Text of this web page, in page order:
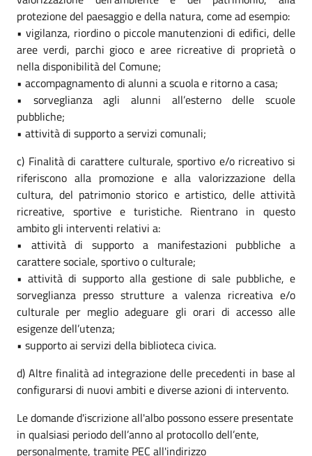
protezione del paesaggio e della natura, come ad esempio:
• vigilanza, riordino o piccole manutenzioni di edifici, delle
aree verdi, parchi gioco e aree ricreative di proprietà o
nella disponibilità del Comune;
• accompagnamento di alunni a scuola e ritorno a casa;
• sorveglianza agli alunni all’esterno delle scuole
pubbliche;
• attività di supporto a servizi comunali;
c) Finalità di carattere culturale, sportivo e/o ricreativo si
riferiscono alla promozione e alla valorizzazione della
cultura, del patrimonio storico e artistico, delle attività
ricreative, sportive e turistiche. Rientrano in questo
ambito gli interventi relativi a:
• attività di supporto a manifestazioni pubbliche a
carattere sociale, sportivo o culturale;
• attività di supporto alla gestione di sale pubbliche, e
sorveglianza presso strutture a valenza ricreativa e/o
culturale per meglio adeguare gli orari di accesso alle
esigenze dell’utenza;
• supporto ai servizi della biblioteca civica.
d) Altre finalità ad integrazione delle precedenti in base al
configurarsi di nuovi ambiti e diverse azioni di intervento.
Le domande d'iscrizione all'albo possono essere presentate
in qualsiasi periodo dell’anno al protocollo dell’ente,
personalmente, tramite PEC all'indirizzo